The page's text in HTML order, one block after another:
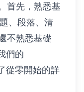
首先，熟悉基
、段落、清
不熟悉基礎
們的
從零開始的詳